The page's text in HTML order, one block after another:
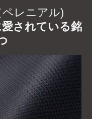
ペレニアル)
されている銘